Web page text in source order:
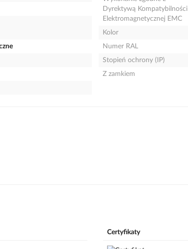
Dyrektywą Kompatybilności
Elektromagnetycznej EMC
Kolor
Numer RAL
Stopień ochrony (IP)
Z zamkiem
Certyfikaty